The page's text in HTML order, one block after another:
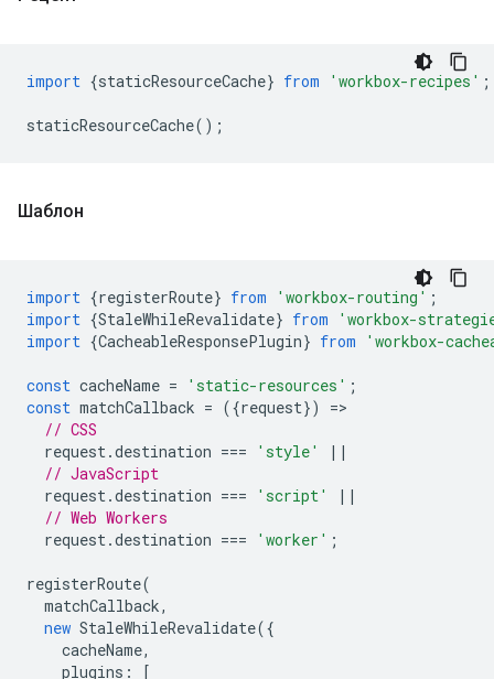
import {staticResourceCache} from 'workbox-recipes' ;
staticResourceCache();
Шаблон
import {registerRoute} from 'workbox-routing' ;
import {StaleWhileRevalidate} from
'workbox-
import {CacheableResponsePlugin} from 'workbox-
const cacheName = 'static-resources' ;
const matchCallback = ({request}) =
// CSS
request.destination === 'style'
||
// JavaScript
request.destination === 'script'
||
// Web Workers
request.destination === 'worker' ;
registerRoute(
matchCallback,
new StaleWhileRevalidate({
cacheName,
plugins : [